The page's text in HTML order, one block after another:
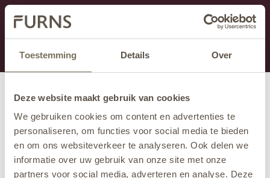
Toestemming Details Over
Deze website maakt gebruik van cookies
We gebruiken cookies om content en advertenties te
personaliseren, om functies voor social media te bieden
en om ons websiteverkeer te analyseren. Ook delen we
informatie over uw gebruik van onze site met onze
partners voor social media, adverteren en analyse. Deze
This section is currently under maintenance.
If you are missing information, you can call us at +31
413 745 423 or email us at info@furns.com